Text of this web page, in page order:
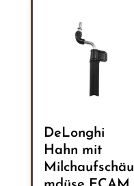
DeLonghi
Hahn mit
Milchaufschäu